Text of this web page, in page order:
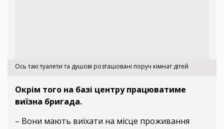
Ось такі туалети та душові розташовані поруч кімнат дітей
Окрім того на базі центру працюватиме
виїзна бригада.
– Вони мають виїхати на місце проживання